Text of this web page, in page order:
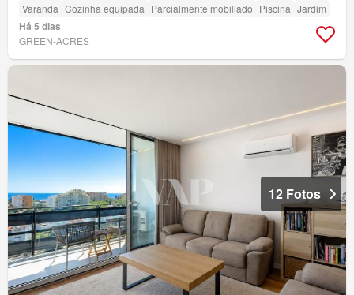
Varanda Cozinha equipada Parcialmente mobiliado Piscina Jardim
Há 5 dias
GREEN-ACRES
12 Fotos